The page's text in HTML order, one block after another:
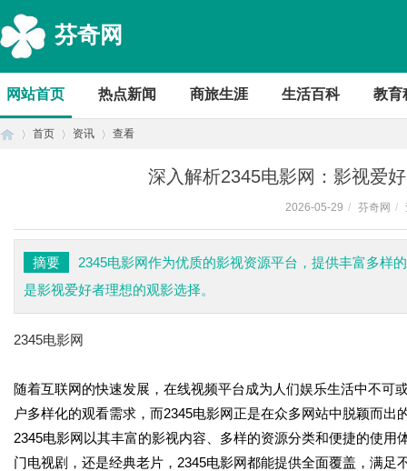
芬奇网
网站首页 热点新闻 商旅生涯 生活百科 教育
首页 资讯 查看
深入解析2345电影网：影视爱
2026-05-29 / 芬奇网 /
摘要
2345电影网作为优质的影视资源平台，提供丰富多样
是影视爱好者理想的观影选择。
2345电影网
随着互联网的快速发展，在线视频平台成为人们娱乐生活中不
户多样化的观看需求，而2345电影网正是在众多网站中脱颖而出
2345电影网以其丰富的影视内容、多样的资源分类和便捷的使
门电视剧，还是经典老片，2345电影网都能提供全面覆盖，满足